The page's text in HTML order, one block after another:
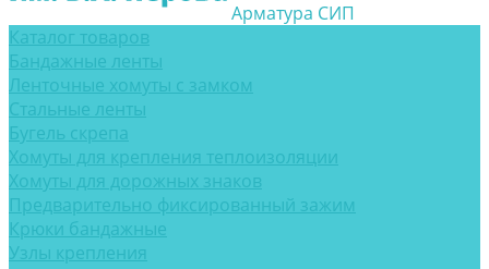
Арматура СИП
Каталог товаров
Бандажные ленты
Ленточные хомуты с замком
Стальные ленты
Бугель скрепа
Хомуты для крепления теплоизоляции
Хомуты для дорожных знаков
Предварительно фиксированный зажим
Крюки бандажные
Узлы крепления